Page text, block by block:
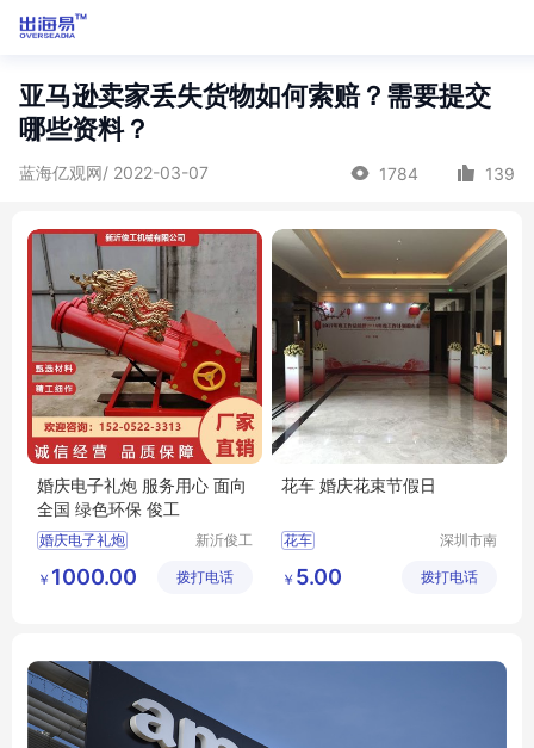
亚马逊卖家丢失货物如何索赔？需要提交
哪些资料？
蓝海亿观网/ 2022-03-07 1784 139
婚庆电子礼炮 服务用心 面向
全国 绿色环保 俊工
婚庆电子礼炮
新沂俊工
公司
￥ 1000.00 拨打电话
花车 婚庆花束节假日
花车
深圳市南
观园林有
￥ 5.00 拨打电话